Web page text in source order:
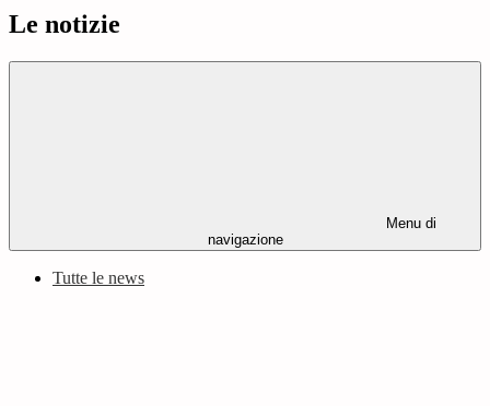
Le notizie
Menu di
navigazione
Tutte le news